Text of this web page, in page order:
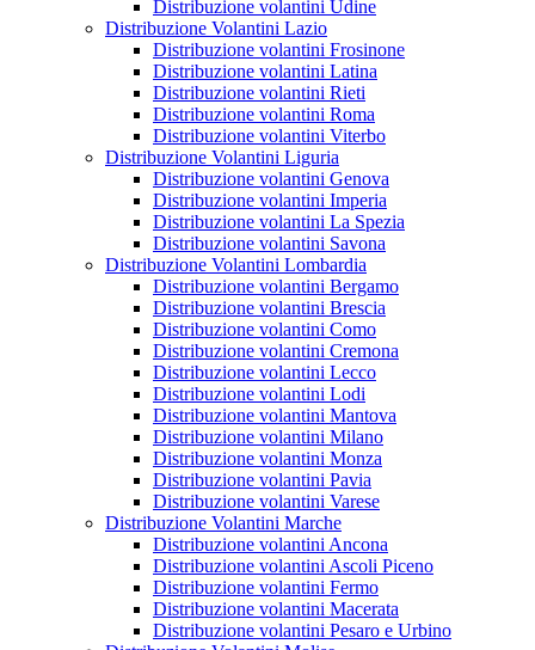
Distribuzione volantini Udine
Distribuzione Volantini Lazio
Distribuzione volantini Frosinone
Distribuzione volantini Latina
Distribuzione volantini Rieti
Distribuzione volantini Roma
Distribuzione volantini Viterbo
Distribuzione Volantini Liguria
Distribuzione volantini Genova
Distribuzione volantini Imperia
Distribuzione volantini La Spezia
Distribuzione volantini Savona
Distribuzione Volantini Lombardia
Distribuzione volantini Bergamo
Distribuzione volantini Brescia
Distribuzione volantini Como
Distribuzione volantini Cremona
Distribuzione volantini Lecco
Distribuzione volantini Lodi
Distribuzione volantini Mantova
Distribuzione volantini Milano
Distribuzione volantini Monza
Distribuzione volantini Pavia
Distribuzione volantini Varese
Distribuzione Volantini Marche
Distribuzione volantini Ancona
Distribuzione volantini Ascoli Piceno
Distribuzione volantini Fermo
Distribuzione volantini Macerata
Distribuzione volantini Pesaro e Urbino